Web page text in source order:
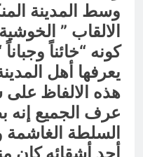
وسط المدينة
الالقاب ”
كونه “خائناً
يعرفها أهل
هذه الالفاظ
عرف الجميع إنه
السلطة الغاشمة